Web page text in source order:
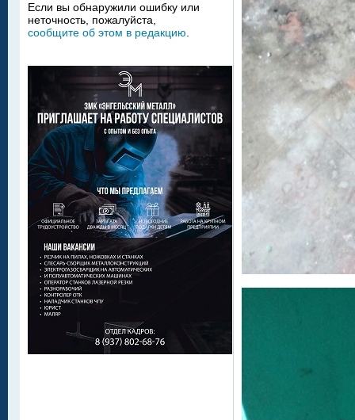
Если вы обнаружили ошибку или
неточность, пожалуйста,
сообщите об этом в редакцию